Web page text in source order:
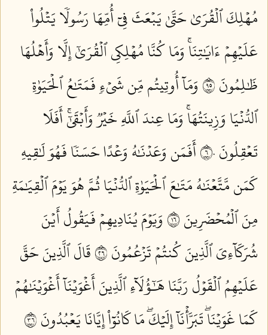
مُهۡلِكَ ٱلۡقُرَىٰ حَتَّىٰ يَبۡعَثَ فِيٓ أُمِّهَا رَسُولٗا يَتۡلُواْ
عَلَيۡهِمۡ ءَايَٰتِنَاۚ وَمَا كُنَّا مُهۡلِكِي ٱلۡقُرَىٰٓ إِلَّا وَأَهۡلُهَا
ظَٰلِمُونَ ٥٩
وَمَآ أُوتِيتُم مِّن شَيۡءٖ فَمَتَٰعُ ٱلۡحَيَوٰةِ
ٱلدُّنۡيَا وَزِينَتُهَاۚ وَمَا عِندَ ٱللَّهِ خَيۡرٞ وَأَبۡقَىٰٓۚ أَفَلَا
تَعۡقِلُونَ ٦٠
أَفَمَن وَعَدۡنَٰهُ وَعۡدًا حَسَنٗا فَهُوَ لَٰقِيهِ
كَمَن مَّتَّعۡنَٰهُ مَتَٰعَ ٱلۡحَيَوٰةِ ٱلدُّنۡيَا ثُمَّ هُوَ يَوۡمَ ٱلۡقِيَٰمَةِ
مِنَ ٱلۡمُحۡضَرِينَ ٦١
وَيَوۡمَ يُنَادِيهِمۡ فَيَقُولُ أَيۡنَ
شُرَكَآءِيَ ٱلَّذِينَ كُنتُمۡ تَزۡعُمُونَ ٦٢
قَالَ ٱلَّذِينَ حَقَّ
عَلَيۡهِمُ ٱلۡقَوۡلُ رَبَّنَا هَٰٓؤُلَآءِ ٱلَّذِينَ أَغۡوَيۡنَآ أَغۡوَيۡنَٰهُمۡ
كَمَا غَوَيۡنَاۖ تَبَرَّأۡنَآ إِلَيۡكَۖ مَا كَانُوٓاْ إِيَّانَا يَعۡبُدُونَ ٦٣